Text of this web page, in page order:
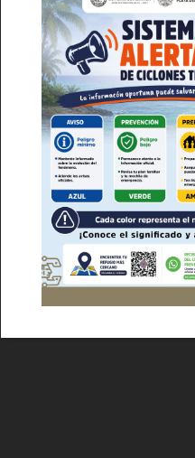
Empresa
Nosotros
Política de privacidad
DARME
He leído y acepto la